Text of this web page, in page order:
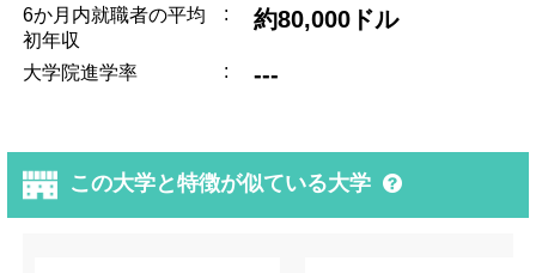
6か月内就職者の平均
初年収
: 約80,000ドル
大学院進学率 : ---
この大学と特徴が似ている大学